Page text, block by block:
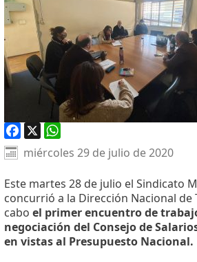
Facebook
X WhatsApp
miércoles 29 de julio de 2020
Este martes 28 de julio el Sindicato
concurrió a la Dirección Nacional de
cabo el primer encuentro de
negociación del Consejo de
en vistas al Presupuesto Nacional.